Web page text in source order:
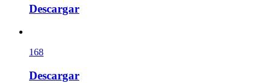
Descargar
168
Descargar